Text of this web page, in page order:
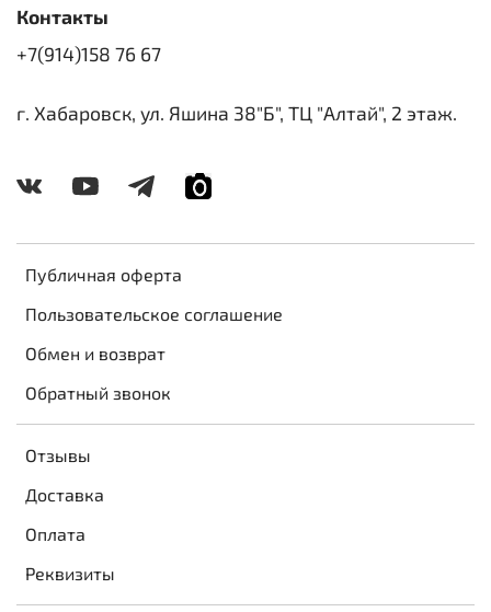
Публичная оферта
Пользовательское соглашение
Обмен и возврат
Обратный звонок
Отзывы
Доставка
Оплата
Реквизиты
Контакты
+7(914)158 76 67
г. Хабаровск, ул. Яшина 38"Б", ТЦ "Алтай", 2 этаж.